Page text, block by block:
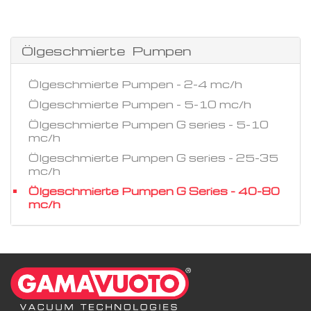
Ölgeschmierte Pumpen
Ölgeschmierte Pumpen - 2-4 mc/h
Ölgeschmierte Pumpen - 5-10 mc/h
Ölgeschmierte Pumpen G series - 5-10
mc/h
Ölgeschmierte Pumpen G series - 25-35
mc/h
Ölgeschmierte Pumpen G Series - 40-80
mc/h